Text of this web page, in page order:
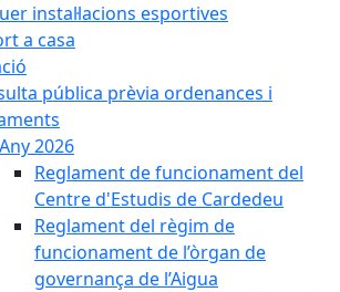
instal·lacions esportives
a casa
pública prèvia ordenances i
Any 2026
Reglament de funcionament del
Centre d'Estudis de Cardedeu
Reglament del règim de
funcionament de l’òrgan de
governança de l’Aigua